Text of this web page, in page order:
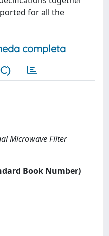
for all the
completa
Microwave Filter
Book Number)